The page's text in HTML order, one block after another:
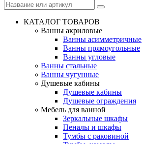
КАТАЛОГ ТОВАРОВ
Ванны акриловые
Ванны асимметричные
Ванны прямоугольные
Ванны угловые
Ванны стальные
Ванны чугунные
Душевые кабины
Душевые кабины
Душевые ограждения
Мебель для ванной
Зеркальные шкафы
Пеналы и шкафы
Тумбы с раковиной